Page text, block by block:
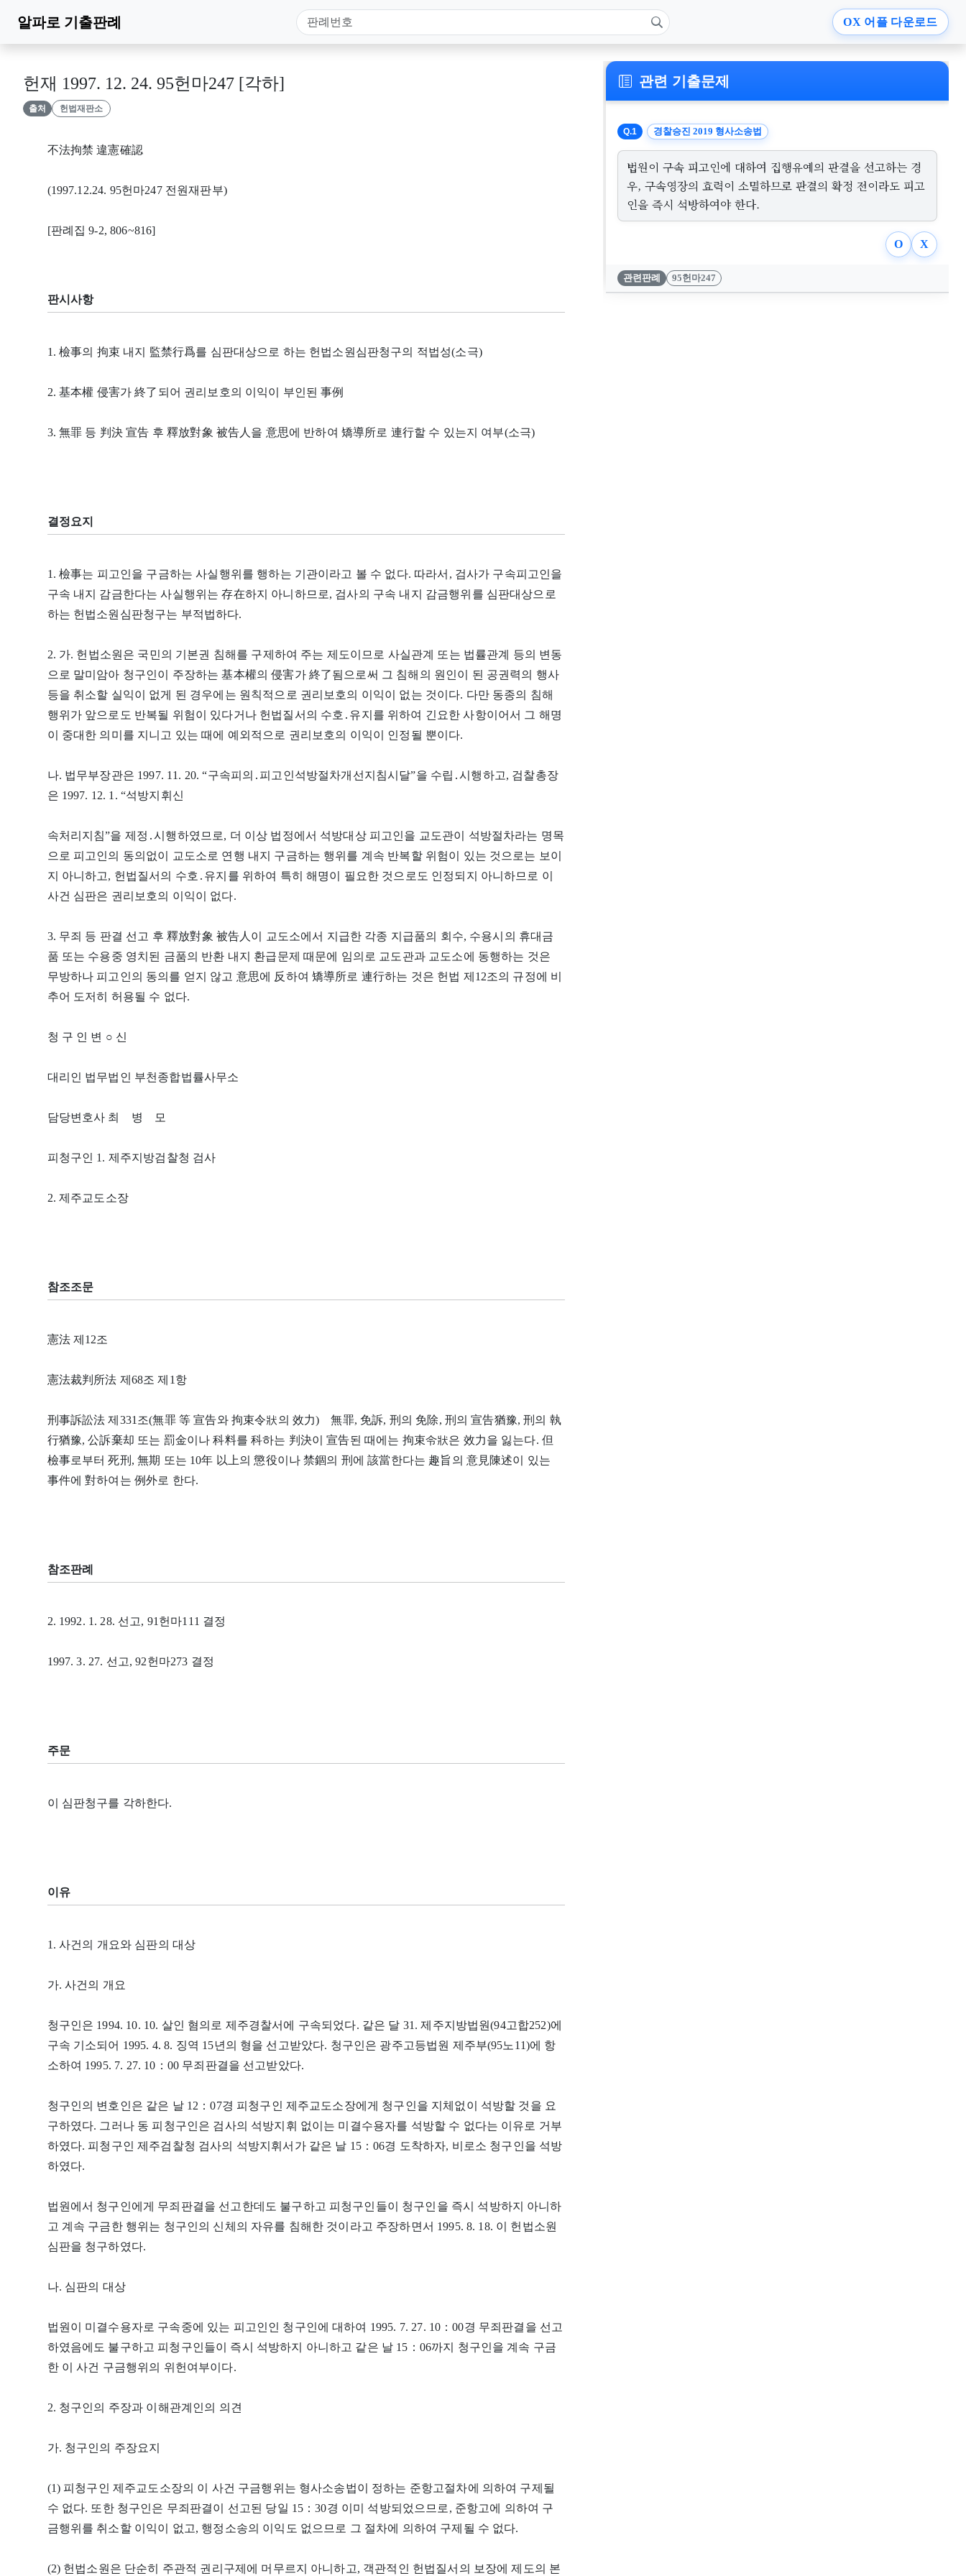
알파로 기출판례 OX 어플 다운로드
헌재 1997. 12. 24. 95헌마247 [각하]
출처 헌법재판소
不法拘禁 違憲確認
(1997.12.24. 95헌마247 전원재판부)
[판례집 9-2, 806~816]
판시사항
1. 檢事의 拘束 내지 監禁行爲를 심판대상으로 하는 헌법소원심판청구의 적법성(소극)
2. 基本權 侵害가 終了되어 권리보호의 이익이 부인된 事例
3. 無罪 등 判決 宣告 후 釋放對象 被告人을 意思에 반하여 矯導所로 連行할 수 있는지 여부(소극)
결정요지
1. 檢事는 피고인을 구금하는 사실행위를 행하는 기관이라고 볼 수 없다. 따라서, 검사가 구속피고인을
구속 내지 감금한다는 사실행위는 存在하지 아니하므로, 검사의 구속 내지 감금행위를 심판대상으로
하는 헌법소원심판청구는 부적법하다.
2. 가. 헌법소원은 국민의 기본권 침해를 구제하여 주는 제도이므로 사실관계 또는 법률관계 등의 변동
으로 말미암아 청구인이 주장하는 基本權의 侵害가 終了됨으로써 그 침해의 원인이 된 공권력의 행사
등을 취소할 실익이 없게 된 경우에는 원칙적으로 권리보호의 이익이 없는 것이다. 다만 동종의 침해
행위가 앞으로도 반복될 위험이 있다거나 헌법질서의 수호․유지를 위하여 긴요한 사항이어서 그 해명
이 중대한 의미를 지니고 있는 때에 예외적으로 권리보호의 이익이 인정될 뿐이다.
나. 법무부장관은 1997. 11. 20. “구속피의․피고인석방절차개선지침시달”을 수립․시행하고, 검찰총장
은 1997. 12. 1. “석방지휘신
속처리지침”을 제정․시행하였므로, 더 이상 법정에서 석방대상 피고인을 교도관이 석방절차라는 명목
으로 피고인의 동의없이 교도소로 연행 내지 구금하는 행위를 계속 반복할 위험이 있는 것으로는 보이
지 아니하고, 헌법질서의 수호․유지를 위하여 특히 해명이 필요한 것으로도 인정되지 아니하므로 이
사건 심판은 권리보호의 이익이 없다.
3. 무죄 등 판결 선고 후 釋放對象 被告人이 교도소에서 지급한 각종 지급품의 회수, 수용시의 휴대금
품 또는 수용중 영치된 금품의 반환 내지 환급문제 때문에 임의로 교도관과 교도소에 동행하는 것은
무방하나 피고인의 동의를 얻지 않고 意思에 反하여 矯導所로 連行하는 것은 헌법 제12조의 규정에 비
추어 도저히 허용될 수 없다.
청 구 인 변 ○ 신
대리인 법무법인 부천종합법률사무소
담당변호사 최 병 모
피청구인 1. 제주지방검찰청 검사
2. 제주교도소장
참조조문
憲法 제12조
憲法裁判所法 제68조 제1항
刑事訴訟法 제331조(無罪 等 宣告와 拘束令狀의 效力) 無罪, 免訴, 刑의 免除, 刑의 宣告猶豫, 刑의 執
行猶豫, 公訴棄却 또는 罰金이나 科料를 科하는 判決이 宣告된 때에는 拘束令狀은 效力을 잃는다. 但
檢事로부터 死刑, 無期 또는 10年 以上의 懲役이나 禁錮의 刑에 該當한다는 趣旨의 意見陳述이 있는
事件에 對하여는 例外로 한다.
참조판례
2. 1992. 1. 28. 선고, 91헌마111 결정
1997. 3. 27. 선고, 92헌마273 결정
주문
이 심판청구를 각하한다.
이유
1. 사건의 개요와 심판의 대상
가. 사건의 개요
청구인은 1994. 10. 10. 살인 혐의로 제주경찰서에 구속되었다. 같은 달 31. 제주지방법원(94고합252)에
구속 기소되어 1995. 4. 8. 징역 15년의 형을 선고받았다. 청구인은 광주고등법원 제주부(95노11)에 항
소하여 1995. 7. 27. 10：00 무죄판결을 선고받았다.
청구인의 변호인은 같은 날 12：07경 피청구인 제주교도소장에게 청구인을 지체없이 석방할 것을 요
구하였다. 그러나 동 피청구인은 검사의 석방지휘 없이는 미결수용자를 석방할 수 없다는 이유로 거부
하였다. 피청구인 제주검찰청 검사의 석방지휘서가 같은 날 15：06경 도착하자, 비로소 청구인을 석방
하였다.
법원에서 청구인에게 무죄판결을 선고한데도 불구하고 피청구인들이 청구인을 즉시 석방하지 아니하
고 계속 구금한 행위는 청구인의 신체의 자유를 침해한 것이라고 주장하면서 1995. 8. 18. 이 헌법소원
심판을 청구하였다.
나. 심판의 대상
법원이 미결수용자로 구속중에 있는 피고인인 청구인에 대하여 1995. 7. 27. 10：00경 무죄판결을 선고
하였음에도 불구하고 피청구인들이 즉시 석방하지 아니하고 같은 날 15：06까지 청구인을 계속 구금
한 이 사건 구금행위의 위헌여부이다.
2. 청구인의 주장과 이해관계인의 의견
가. 청구인의 주장요지
(1) 피청구인 제주교도소장의 이 사건 구금행위는 형사소송법이 정하는 준항고절차에 의하여 구제될
수 없다. 또한 청구인은 무죄판결이 선고된 당일 15：30경 이미 석방되었으므로, 준항고에 의하여 구
금행위를 취소할 이익이 없고, 행정소송의 이익도 없으므로 그 절차에 의하여 구제될 수 없다.
(2) 헌법소원은 단순히 주관적 권리구제에 머무르지 아니하고, 객관적인 헌법질서의 보장에 제도의 본
관련 기출문제
Q.1 경찰승진 2019 형사소송법
법원이 구속 피고인에 대하여 집행유예의 판결을 선고하는 경
우, 구속영장의 효력이 소멸하므로 판결의 확정 전이라도 피고
인을 즉시 석방하여야 한다.
O X
관련판례 95헌마247